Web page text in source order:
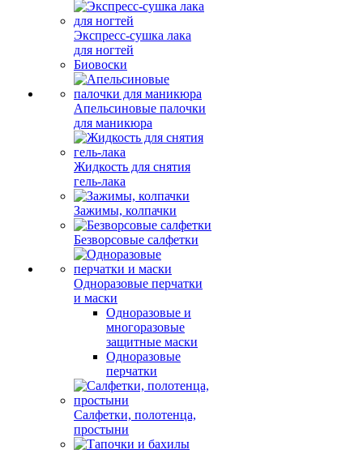
Экспресс-сушка лака
для ногтей
Биовоски
Апельсиновые палочки
для маникюра
Жидкость для снятия
гель-лака
Зажимы, колпачки
Безворсовые салфетки
Одноразовые перчатки
и маски
Одноразовые и
многоразовые
защитные маски
Одноразовые
перчатки
Салфетки, полотенца,
простыни